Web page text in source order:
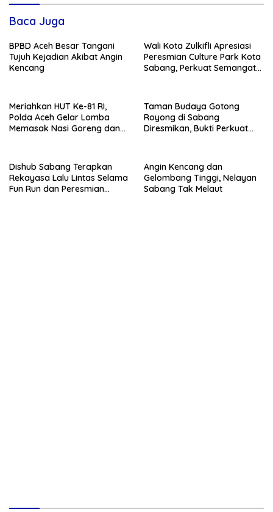
Baca Juga
BPBD Aceh Besar Tangani
Tujuh Kejadian Akibat Angin
Kencang
Wali Kota Zulkifli Apresiasi
Peresmian Culture Park Kota
Sabang, Perkuat Semangat
Meriahkan HUT Ke-81 RI,
Polda Aceh Gelar Lomba
Memasak Nasi Goreng dan
Taman Budaya Gotong
Royong di Sabang
Diresmikan, Bukti Perkuat
Dishub Sabang Terapkan
Rekayasa Lalu Lintas Selama
Fun Run dan Peresmian
Angin Kencang dan
Gelombang Tinggi, Nelayan
Sabang Tak Melaut